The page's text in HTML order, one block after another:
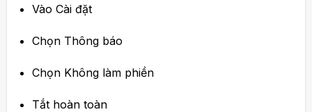
Vào Cài đặt
Chọn Thông báo
Chọn Không làm phiền
Tắt hoàn toàn